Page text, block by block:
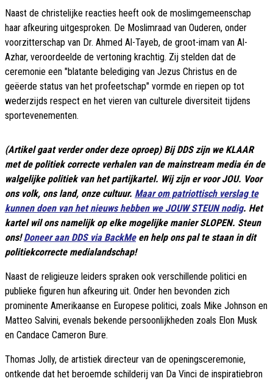
Naast de christelijke reacties heeft ook de moslimgemeenschap
haar afkeuring uitgesproken. De Moslimraad van Ouderen, onder
voorzitterschap van Dr. Ahmed Al-Tayeb, de groot-imam van Al-
Azhar, veroordeelde de vertoning krachtig. Zij stelden dat de
ceremonie een "blatante belediging van Jezus Christus en de
geëerde status van het profeetschap" vormde en riepen op tot
wederzijds respect en het vieren van culturele diversiteit tijdens
sportevenementen.
(Artikel gaat verder onder deze oproep) Bij DDS zijn we KLAAR
met de politiek correcte verhalen van de mainstream media én de
walgelijke politiek van het partijkartel. Wij zijn er voor JOU. Voor
ons volk, ons land, onze cultuur. Maar om patriottisch verslag te
kunnen doen van het nieuws hebben we JOUW STEUN nodig. Het
kartel wil ons namelijk op elke mogelijke manier SLOPEN. Steun
ons!Doneer aan DDS via BackMeen help ons pal te staan in dit
politiekcorrecte medialandschap!
Naast de religieuze leiders spraken ook verschillende politici en
publieke figuren hun afkeuring uit. Onder hen bevonden zich
prominente Amerikaanse en Europese politici, zoals Mike Johnson en
Matteo Salvini, evenals bekende persoonlijkheden zoals Elon Musk
en Candace Cameron Bure.
Thomas Jolly, de artistiek directeur van de openingsceremonie,
ontkende dat het beroemde schilderij van Da Vinci de inspiratiebron